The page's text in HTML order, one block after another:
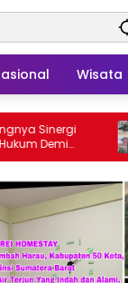
Wisata
Sinergi
Demi
Kota